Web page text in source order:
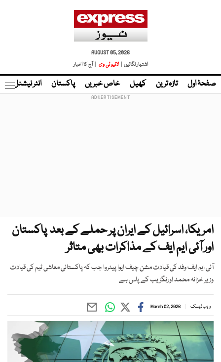
AUGUST 05, 2026
اشتہار لگائیں |
لائیو ٹی وی | آج کا اخبار
صفحۂ اول تازہ ترین کھیل خاص خبریں پاکستان انٹر نیشنل
امریکا، اسرائیل کے ایران پر حملے کے بعد پاکستان
اور آئی ایم ایف کے مذاکرات بھی متاثر
آئی ایم ایف وفد کی قیادت مشن چیف ایوا پیٹروا جب کہ پاکستانی معاشی ٹیم کی قیادت
وزیر خزانہ محمد اورنگزیب کے پاس ہے
ویب ڈیسک March 02, 2026